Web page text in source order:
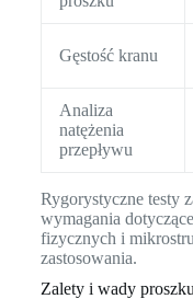
Gęstość kranu
Analiza
natężenia
przepływu
Rygorystyczne testy
wymagania
fizycznych i
zastosowania.
Zalety i wady